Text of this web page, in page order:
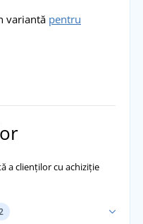
variantă pentru
a clienților cu achiziție